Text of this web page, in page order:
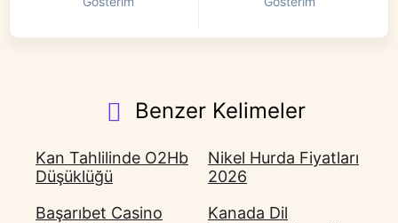
Benzer Kelimeler
Kan Tahlilinde O2Hb
Düşüklüğü
Nikel Hurda Fiyatları
2026
Başarıbet Casino
Kanada Dil